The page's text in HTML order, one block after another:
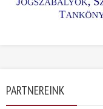
PARTNEREINK